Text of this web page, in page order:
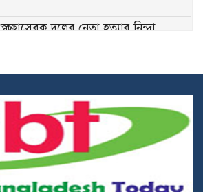
দলের নেতা হত্যার নিন্দা
ফেডারেল চাকরিতে ডিগ্রির
তুলে দিতে চান কমলা
কারিগরি শিক্ষার্থীদের উপবৃত্তির জন্য ব্লকড
সংশোধনের নির্দেশনা